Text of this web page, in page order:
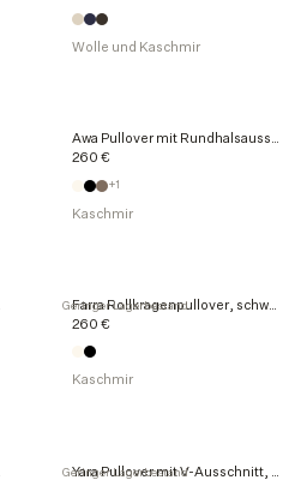
Wolle und Kaschmir
260 €
Kaschmir
+1
Geringer Lagerbestand
260 €
Kaschmir
Geringer Lagerbestand